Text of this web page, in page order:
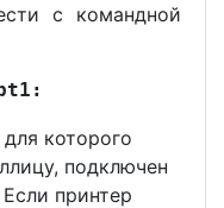
с командной
которого
подключен
принтер